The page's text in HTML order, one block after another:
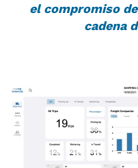
el compromiso
cadena